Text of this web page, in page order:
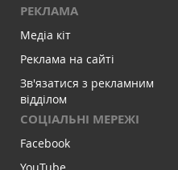
РЕКЛАМА
Медіа кіт
Реклама на сайті
Зв'язатися з рекламним
відділом
СОЦІАЛЬНІ МЕРЕЖІ
Facebook